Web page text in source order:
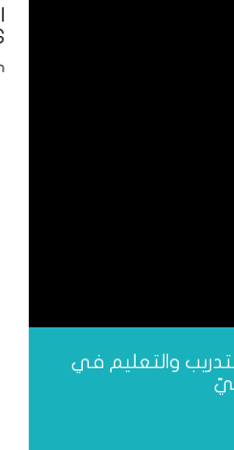
التدريب الفلسطيني ٢٠٢٤: التدريب والتعليم في